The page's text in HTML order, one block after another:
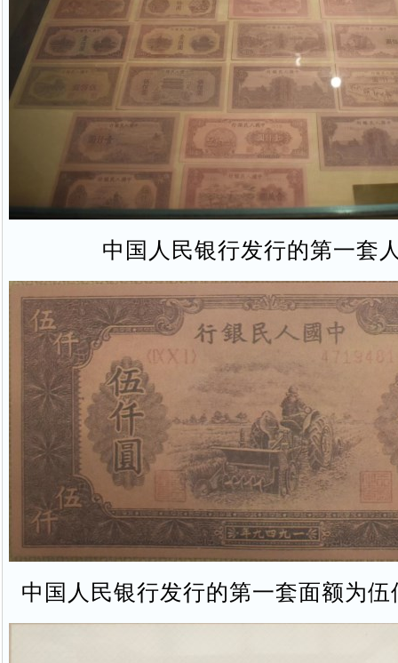
中国人民银行发行的第一套
中国人民银行发行的第一套面额为